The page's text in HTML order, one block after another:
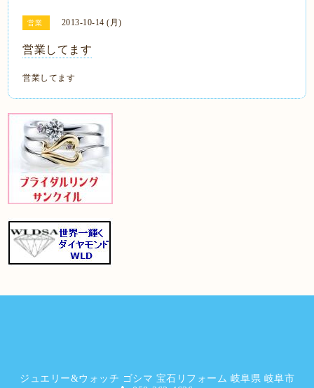
営業 2013-10-14 (月)
営業してます
営業してます
ジュエリー&ウォッチ ゴシマ 宝石リフォーム 岐阜県 岐阜市